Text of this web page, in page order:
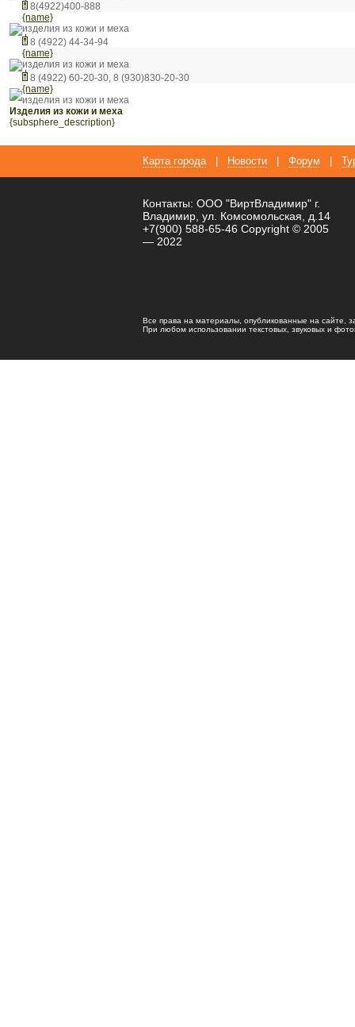
8(4922)400-888
{name}
изделия из кожи и меха
8 (4922) 44-34-94
{name}
изделия из кожи и меха
8 (4922) 60-20-30, 8 (930)830-20-30
{name}
изделия из кожи и меха
изделия из кожи и меха
{subsphere_description}
Карта города Новости Форум
Контакты: ООО "ВиртВладимир" г.
Владимир, ул. Комсомольская, д.14
+7(900) 588-65-46 Copyright © 2005
— 2022
Все права на материалы, опубликованные на сайте,
При любом использовании текстовых, звуковых и